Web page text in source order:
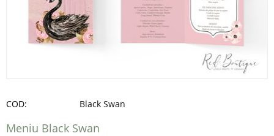
COD: Black Swan
Meniu Black Swan